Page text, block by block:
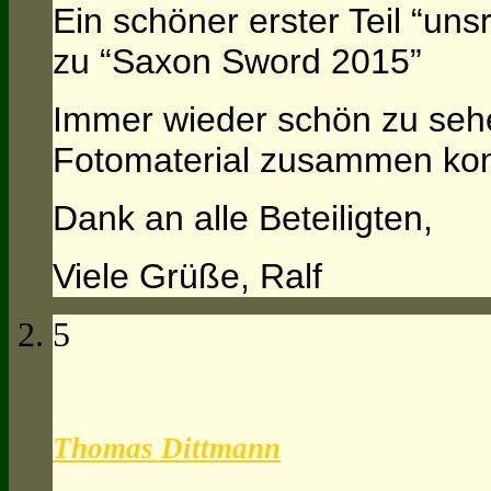
Ein schöner erster Teil
zu “Saxon Sword 2015”
Immer wieder schön zu
Fotomaterial zusammen
Dank an alle Beteiligten,
Viele Grüße, Ralf
5
Thomas Dittmann